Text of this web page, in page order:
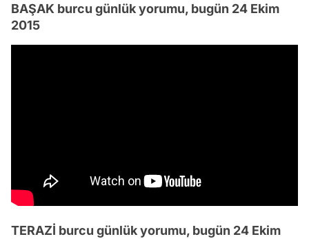
BAŞAK burcu günlük yorumu, bugün 24 Ekim
2015
TERAZİ burcu günlük yorumu, bugün 24 Ekim